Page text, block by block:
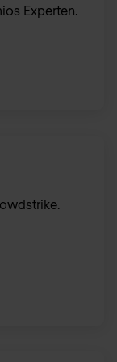
Experten.